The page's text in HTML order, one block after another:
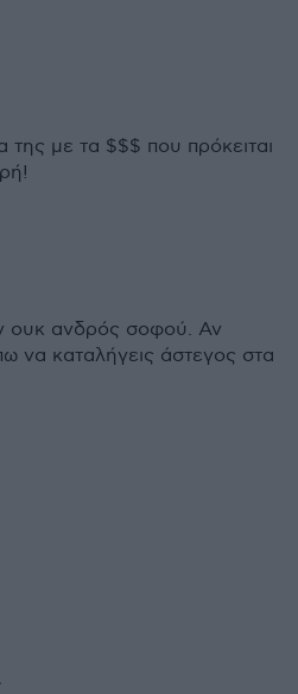
της με τα $$$ που πρόκειται
ουκ ανδρός σοφού. Αν
να καταλήγεις άστεγος στα